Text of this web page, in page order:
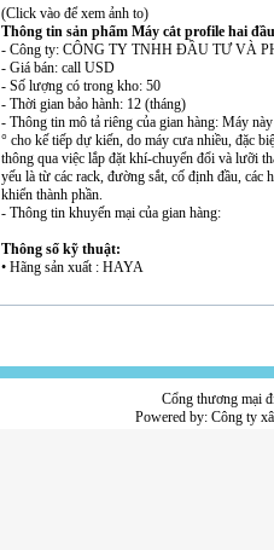
(Click vào để xem ảnh to)
Thông tin sản phẩm Máy cắt profile hai
- Công ty: CÔNG TY TNHH ĐẦU TƯ VÀ
- Giá bán: call USD
- Số lượng có trong kho: 50
- Thời gian bảo hành: 12 (tháng)
- Thông tin mô tả riêng của gian hàng: Máy
° cho kế tiếp dự kiến, do máy cưa nhiều, đặc
thông qua việc lắp đặt khí-chuyển đổi và lưỡi
yếu là từ các rack, đường sắt, cố định đầu, các
khiển thành phần.
- Thông tin khuyến mại của gian hàng:
Thông số kỹ thuật:
• Hãng sản xuất : HAYA
Cổng thương mại
Powered by: Công ty